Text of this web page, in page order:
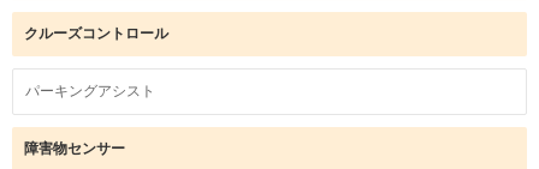
クルーズコントロール
パーキングアシスト
障害物センサー